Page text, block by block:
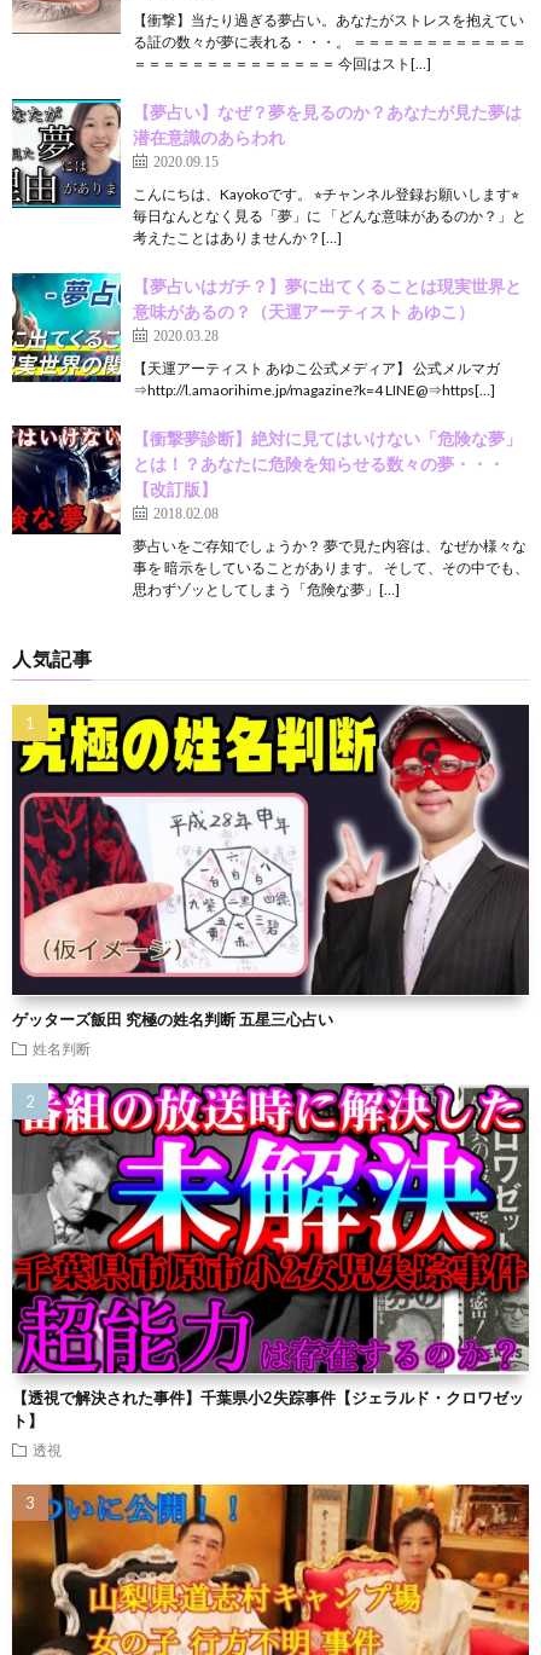
【衝撃】当たり過ぎる夢占い。あなたがストレスを抱えてい
る証の数々が夢に表れる・・・。 ＝＝＝＝＝＝＝＝＝＝＝＝
＝＝＝＝＝＝＝＝＝＝＝＝＝＝ 今回はスト[…]
【夢占い】なぜ？夢を見るのか？あなたが見た夢は
潜在意識のあらわれ
2020.09.15
こんにちは、Kayokoです。 ⭐︎チャンネル登録お願いします⭐︎
毎日なんとなく見る「夢」に 「どんな意味があるのか？」と
考えたことはありませんか？[…]
【夢占いはガチ？】夢に出てくることは現実世界と
意味があるの？（天運アーティスト あゆこ）
2020.03.28
【天運アーティスト あゆこ公式メディア】 公式メルマガ
⇒http://l.amaorihime.jp/magazine?k=4 LINE@⇒https[…]
【衝撃夢診断】絶対に見てはいけない「危険な夢」
とは！？あなたに危険を知らせる数々の夢・・・
【改訂版】
2018.02.08
夢占いをご存知でしょうか？ 夢で見た内容は、なぜか様々な
事を 暗示をしていることがあります。 そして、その中でも、
思わずゾッとしてしまう「危険な夢」[…]
人気記事
ゲッターズ飯田 究極の姓名判断 五星三心占い
姓名判断
【透視で解決された事件】千葉県小2失踪事件【ジェラルド・クロワゼッ
ト】
透視